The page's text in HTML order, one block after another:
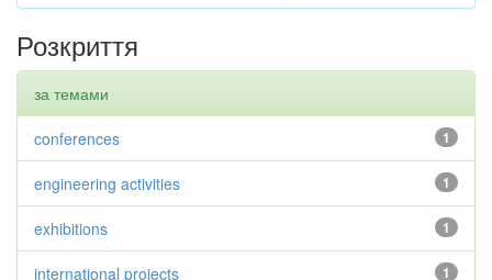
Розкриття
за темами
1
conferences
1
engineering activities
1
exhibitions
1
international projects